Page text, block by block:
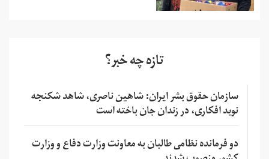
تازه چه خبر؟
سازمان حقوق بشر ایران: شاهین ناصری، شاهد شکنجه
نوید افکاری، در زندان جان باخته است
دو فرمانده نظامی طالبان به معاونت وزارت دفاع و وزارت